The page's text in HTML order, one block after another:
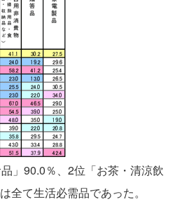
」90.0％、2位「お茶・清涼飲
全て生活必需品であった。